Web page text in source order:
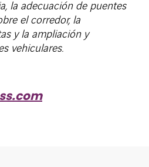
la adecuación de puentes
el corredor, la
y la ampliación y
vehiculares.